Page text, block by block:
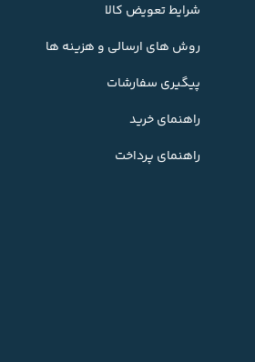
شرایط تعویض کالا
روش های ارسالی و هزینه ها
پیگیری سفارشات
راهنمای خرید
راهنمای پرداخت